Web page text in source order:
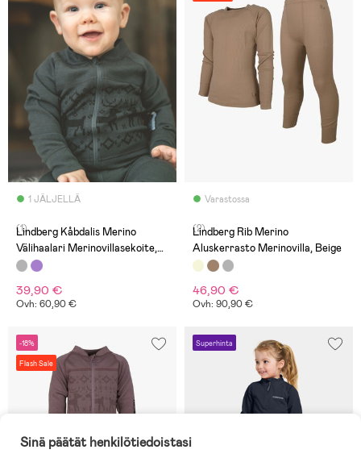
1 JÄLJELLÄ
(1)
Lindberg Kåbdalis Merino
Välihaalari Merinovillasekoite,
Anthracite
39,90 €
Ovh: 60,90 €
Varastossa
(2)
Lindberg Rib Merino
Aluskerrasto Merinovilla, Beige
46,90 €
Ovh: 90,90 €
-18%
Flash Sale
Superhinta
Sinä päätät henkilötiedoistasi